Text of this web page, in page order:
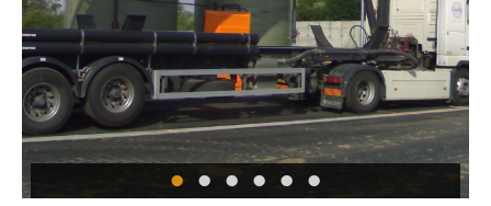
• • • • • •